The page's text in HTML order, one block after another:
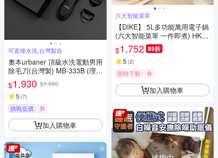
可直接水洗,台灣製造
奧本urbaner 頂級水洗電動男用
除毛刀(台灣製) MB-333B (理髮
器/電動理髮器/理髮剪/電動理髮
剪/理髮/理髮電剪/電推)
$1,930 $1,980
5 (7)
挑戰低價 券
加入購物車
六大智能菜單
【DIKE】 5L多功能萬用電子鍋
(六大智能菜單 一件即煮) HKE3
40WT
$1,752 89折
5 (2)
限時下殺 券
加入購物車